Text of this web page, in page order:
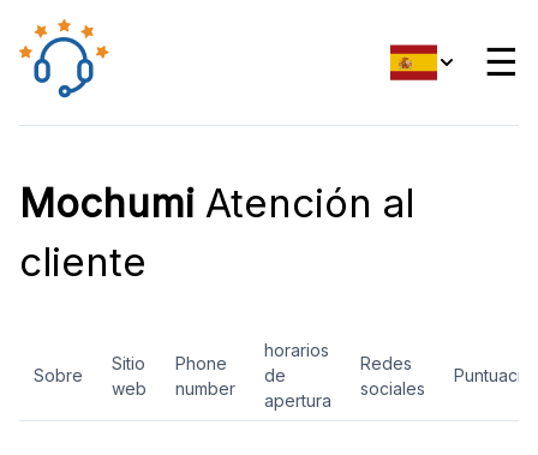
☰
Mochumi Atención al
cliente
Sobre
Sitio
web
Phone
number
horarios
de
apertura
Redes
sociales